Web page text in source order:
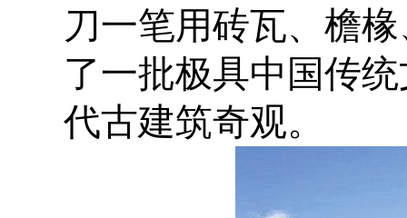
刀一笔用砖瓦、檐
了一批极具中国传
代古建筑奇观。